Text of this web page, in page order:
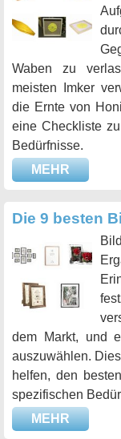
Waben zu
meisten Imker
die Ernte von
eine Checkliste
Bedürfnisse.
MEHR
Die 9 besten
dem Markt, und
auszuwählen.
helfen, den
spezifischen
MEHR